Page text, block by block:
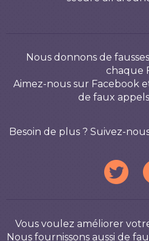
Nous donnons de
chaque
Aimez-nous sur Facebook
de faux
Besoin de plus ? Suivez-
Vous voulez améliorer
Nous fournissons aussi de